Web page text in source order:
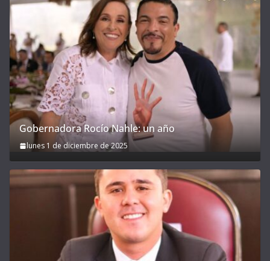
Gobernadora Rocío Nahle: un año
lunes 1 de diciembre de 2025